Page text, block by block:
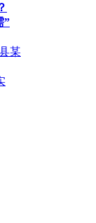
”
某